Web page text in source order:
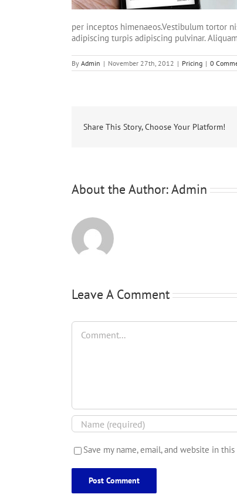
per inceptos himenaeos.Vestibulum tortor
adipiscing turpis adipiscing pulvinar.
By Admin | November 27th, 2012 | Pricing | 0
Share This Story, Choose Your Platform!
About the Author:Admin
Leave A Comment
Comment
Save my name, email, and website in